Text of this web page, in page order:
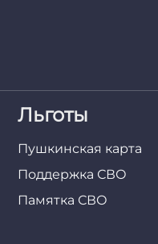
Льготы
Пушкинская карта
Поддержка СВО
Памятка СВО